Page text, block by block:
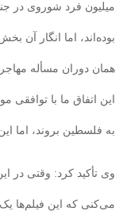
میلیون فرد شوروی در
بوده‌اند، اما انگار آن
همان دوران مسأله
این اتفاق ما ‌با
به فلسطین بروند، اما
وی تأکید کرد: وقتی در
می‌کنی که این فیلم‌ها